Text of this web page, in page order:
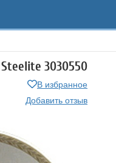
3030550
В избранное
Добавить отзыв